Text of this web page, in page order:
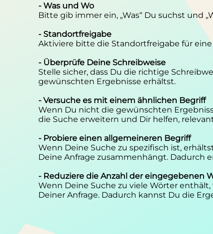
- Was und Wo
Bitte gib immer ein, „Was“ Du suchst und
- Standortfreigabe
Aktiviere bitte die Standortfreigabe für
- Überprüfe Deine Schreibweise
Stelle sicher, dass Du die richtige
gewünschten Ergebnisse erhältst.
- Versuche es mit einem ähnlichen Begriff
Wenn Du nicht die gewünschten
die Suche erweitern und Dir helfen,
- Probiere einen allgemeineren Begriff
Wenn Deine Suche zu spezifisch ist,
Deine Anfrage zusammenhängt. Dadurch
- Reduziere die Anzahl der eingegebenen
Wenn Deine Suche zu viele Wörter
Deiner Anfrage. Dadurch kannst Du die